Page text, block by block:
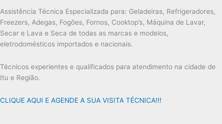
Assistência Técnica Especializada para: Geladeiras, Refrigeradores,
Freezers, Adegas, Fogões, Fornos, Cooktop’s, Máquina de Lavar,
Secar e Lava e Seca de todas as marcas e modelos,
eletrodomésticos importados e nacionais.
Técnicos experientes e qualificados para atendimento na cidade de
Itu e Região.
CLIQUE AQUI E AGENDE A SUA VISITA TÉCNICA!!!